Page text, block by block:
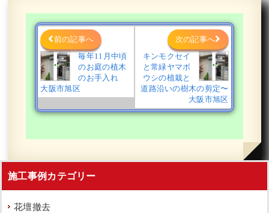
前の記事へ
毎年11月中頃
のお庭の植木
のお手入れ
大阪市旭区
次の記事へ
キンモクセイ
と常緑ヤマボ
ウシの植栽と
道路沿いの樹木の剪定〜
大阪市旭区
施工事例カテゴリー
花壇撤去